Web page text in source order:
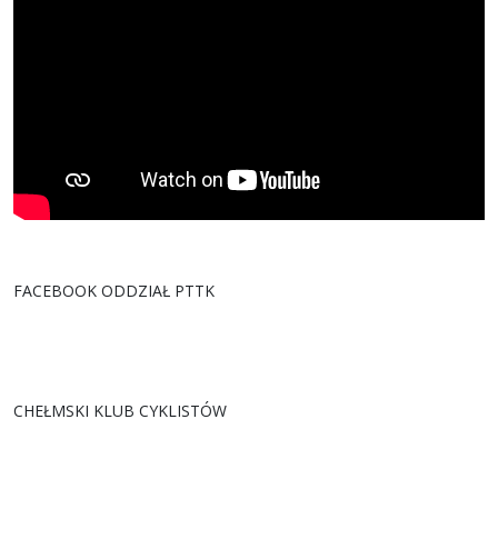
FACEBOOK ODDZIAŁ PTTK
CHEŁMSKI KLUB CYKLISTÓW